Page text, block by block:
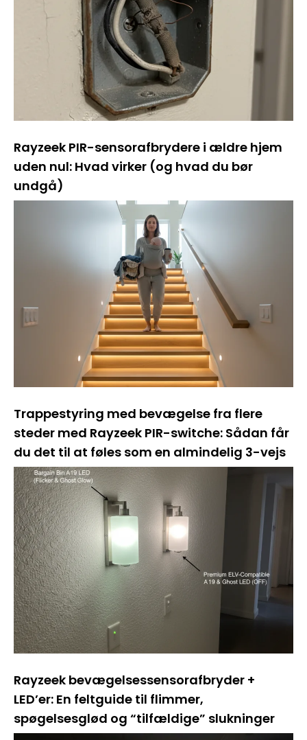
Rayzeek PIR-sensorafbrydere i ældre hjem
uden nul: Hvad virker (og hvad du bør
undgå)
Trappestyring med bevægelse fra flere
steder med Rayzeek PIR-switche: Sådan får
du det til at føles som en almindelig 3-vejs
Rayzeek bevægelsessensorafbryder +
LED’er: En feltguide til flimmer,
spøgelsesglød og “tilfældige” slukninger